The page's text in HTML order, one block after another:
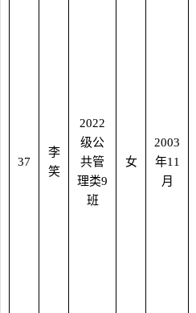
37
李
笑
2022
级公
共管
理类9
班
女
2003
年11
月